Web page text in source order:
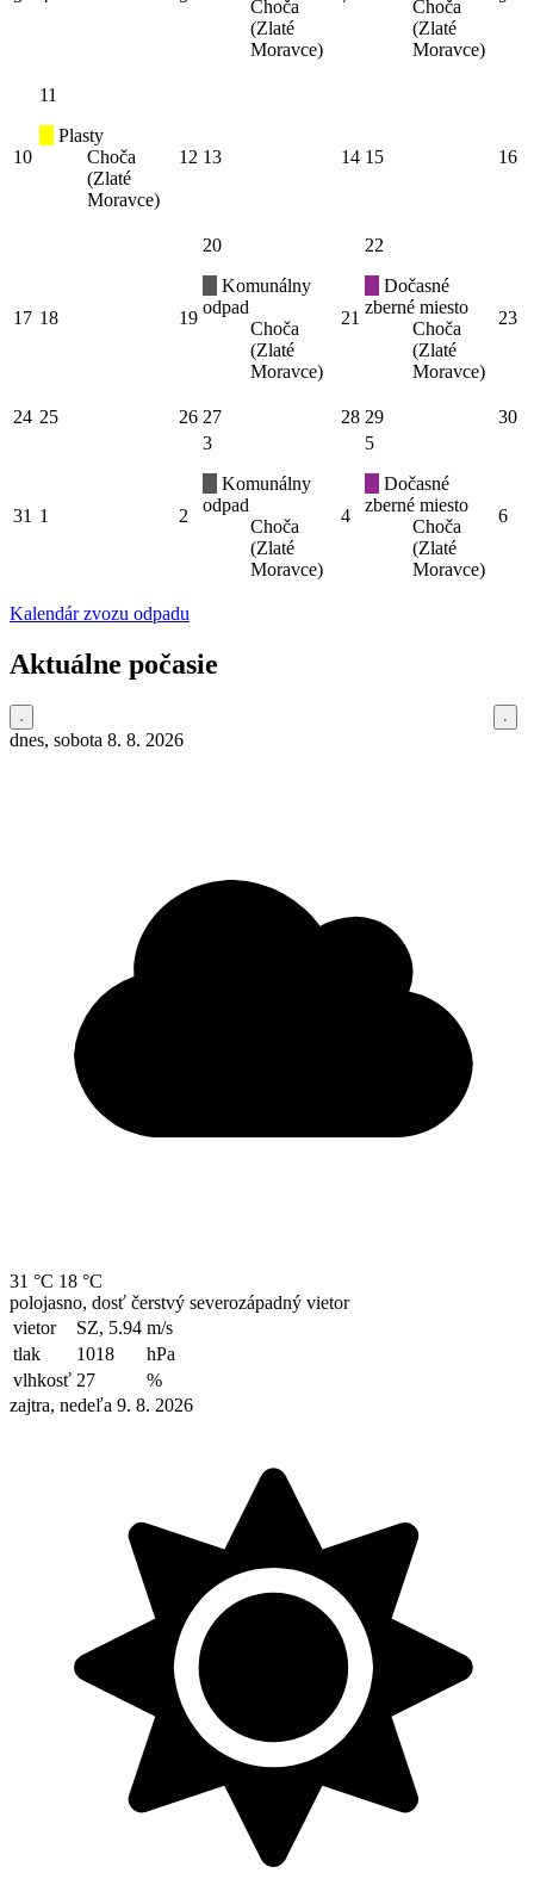
Choča
(Zlaté
Moravce)
Choča
(Zlaté
Moravce)
10
11
Plasty
Choča
(Zlaté
Moravce)
12 13 14 15 16
17 18 19
20
Komunálny
odpad
Choča
(Zlaté
Moravce)
21
22
Dočasné
zberné miesto
Choča
(Zlaté
Moravce)
23
24 25 26 27 28 29 30
31 1 2
3
Komunálny
odpad
Choča
(Zlaté
Moravce)
4
5
Dočasné
zberné miesto
Choča
(Zlaté
Moravce)
6
Kalendár zvozu odpadu
Aktuálne počasie
dnes, sobota 8. 8. 2026
31 °C 18 °C
polojasno, dosť čerstvý severozápadný vietor
vietor
SZ, 5.94 m/s
tlak
1018
hPa
vlhkosť 27
%
zajtra, nedeľa 9. 8. 2026